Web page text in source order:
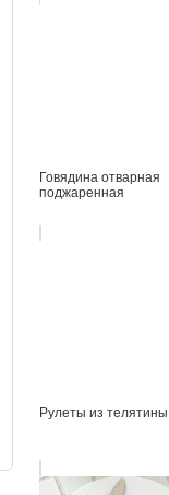
Говядина отварная
поджаренная
Рулеты из телятины